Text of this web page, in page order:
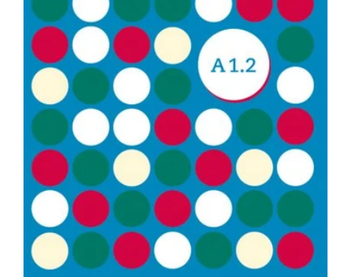
Aspekte neu B1 plus -Unterrichtshandbuch inklusive
Lizenzcode für das Digitale Unterrichtspaket
Rs. 5,395.00Rs. 5,375.00